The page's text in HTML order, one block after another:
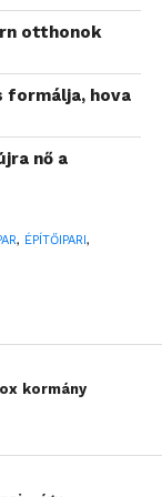
is fontos a
is
a
is
az
alaprajzok és
a
és
még
tér, amit
otthonok
formálja, hova
nő a
, ÉPÍTŐIPARI ,
kormány